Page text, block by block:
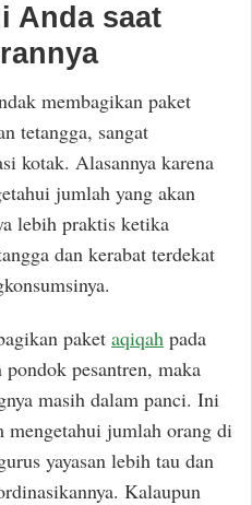
Anda saat
membagikan paket
tetangga, sangat
kotak. Alasannya karena
jumlah yang akan
lebih praktis ketika
dan kerabat terdekat
paket aqiqah pada
pesantren, maka
masih dalam panci. Ini
jumlah orang di
yayasan lebih tau dan
Kalaupun